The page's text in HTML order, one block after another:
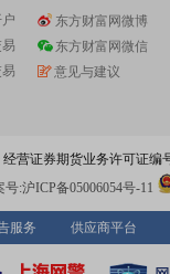
东方财富网微博
东方财富网微信
意见与建议
营证券期货业务许可证编
号:沪ICP备05006054号-11
服务 供应商平台